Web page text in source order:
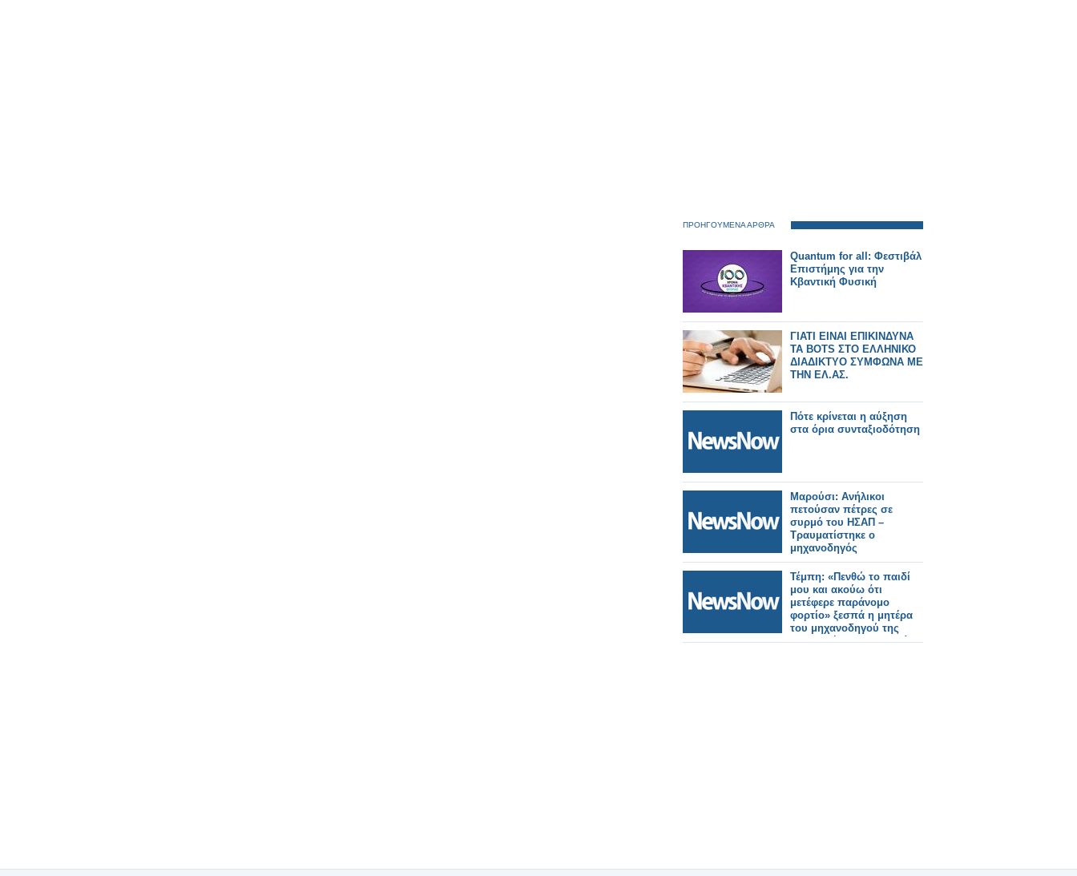
ΠΡΟΗΓΟΥΜΕΝΑ ΑΡΘΡΑ
Quantum for all: Φεστιβάλ
Επιστήμης για την
Κβαντική Φυσική
ΓΙΑΤΙ ΕΙΝΑΙ ΕΠΙΚΙΝΔΥΝΑ
ΤΑ BOTS ΣΤΟ ΕΛΛΗΝΙΚΟ
ΔΙΑΔΙΚΤΥΟ ΣΥΜΦΩΝΑ ΜΕ
ΤΗΝ ΕΛ.ΑΣ.
Πότε κρίνεται η αύξηση
στα όρια συνταξιοδότηση
Μαρούσι: Ανήλικοι
πετούσαν πέτρες σε
συρμό του ΗΣΑΠ –
Τραυματίστηκε ο
μηχανοδηγός
Τέμπη: «Πενθώ το παιδί
μου και ακούω ότι
μετέφερε παράνομο
φορτίο» ξεσπά η μητέρα
του μηχανοδηγού της
εμπορικής αμαξοστοιχίας